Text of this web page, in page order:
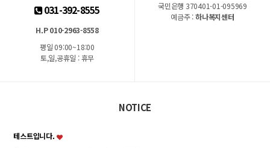
031-392-8555
H.P 010-2963-8558
평일 09:00~18:00
토,일,공휴일 : 휴무
국민은행 370401-01-095969
예금주 :하나복지센터
NOTICE
테스트입니다.